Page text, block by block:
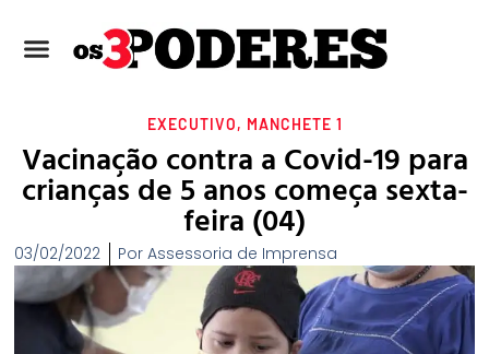
EXECUTIVO, MANCHETE 1
Vacinação contra a Covid-19 para
crianças de 5 anos começa sexta-
feira (04)
03/02/2022 Por Assessoria de Imprensa